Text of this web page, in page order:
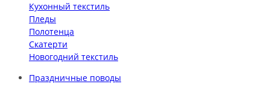
Кухонный текстиль
Пледы
Полотенца
Скатерти
Новогодний текстиль
Праздничные поводы